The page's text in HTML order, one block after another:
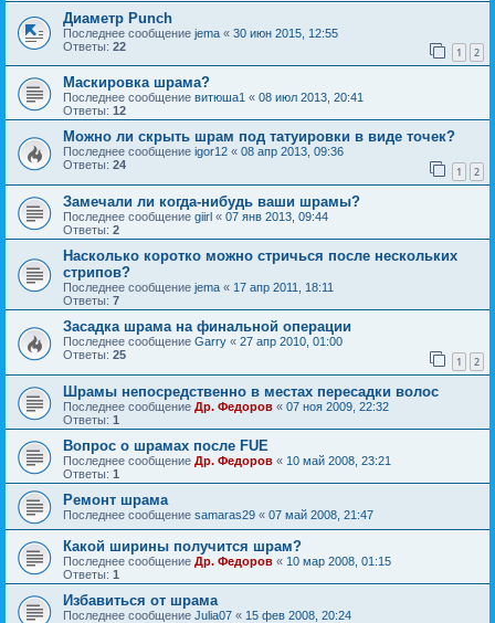
Диаметр Punch
Последнее сообщение jema « 30 июн 2015, 12:55
Ответы: 22 1 2
Маскировка шрама?
Последнее сообщение витюша1 « 08 июл 2013, 20:41
Ответы: 12
Можно ли скрыть шрам под татуировки в виде точек?
Последнее сообщение igor12 « 08 апр 2013, 09:36
Ответы: 24 1 2
Замечали ли когда-нибудь ваши шрамы?
Последнее сообщение giirl « 07 янв 2013, 09:44
Ответы: 2
Насколько коротко можно стричься после нескольких
стрипов?
Последнее сообщение jema « 17 апр 2011, 18:11
Ответы: 7
Засадка шрама на финальной операции
Последнее сообщение Garry « 27 апр 2010, 01:00
Ответы: 25 1 2
Шрамы непосредственно в местах пересадки волос
Последнее сообщение Др. Федоров « 07 ноя 2009, 22:32
Ответы: 1
Вопрос о шрамах после FUE
Последнее сообщение Др. Федоров « 10 май 2008, 23:21
Ответы: 1
Ремонт шрама
Последнее сообщение samaras29 « 07 май 2008, 21:47
Какой ширины получится шрам?
Последнее сообщение Др. Федоров « 10 мар 2008, 01:15
Ответы: 1
Избавиться от шрама
Последнее сообщение Julia07 « 15 фев 2008, 20:24